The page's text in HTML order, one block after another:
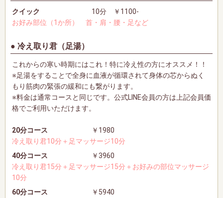
クイック
10分 ￥1100-
お好み部位（1か所） 首・肩・腰・足など
冷え取り君（足湯）
これからの寒い時期にはこれ！特に冷え性の方にオススメ！！
※足湯をすることで全身に血液が循環されて身体の芯からぬく
もり筋肉の緊張の緩和にも繋がります。
※料金は通常コースと同じです。公式LINE会員の方は上記会員価
格でご利用いただけます。
20分コース
￥1980
冷え取り君10分＋足マッサージ10分
40分コース
￥3960
冷え取り君15分＋足マッサージ15分＋お好みの部位マッサージ
10分
60分コース
￥5940